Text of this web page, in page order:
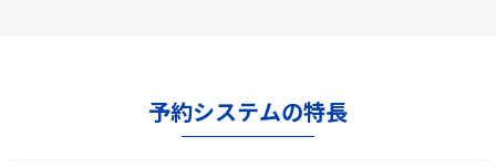
予約システムの特長